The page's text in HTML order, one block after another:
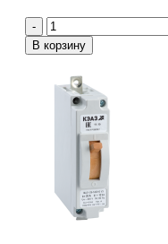
-
В корзину